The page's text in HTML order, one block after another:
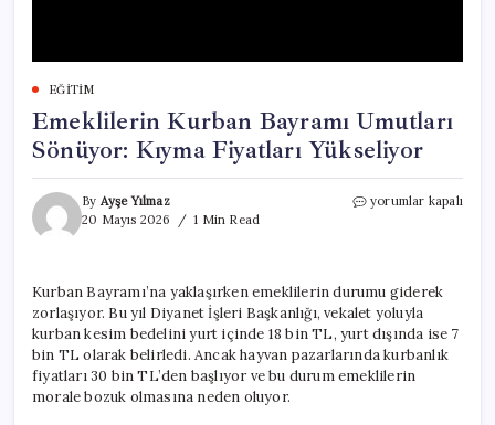
EĞITIM
Emeklilerin Kurban Bayramı Umutları
Sönüyor: Kıyma Fiyatları Yükseliyor
By Ayşe Yılmaz
20 Mayıs 2026
1 Min Read
Emeklilerin
Kıyma
Fiyatları
Yükseliyor
için
yorumlar kapalı
Kurban Bayramı’na yaklaşırken emeklilerin durumu giderek
zorlaşıyor. Bu yıl Diyanet İşleri Başkanlığı, vekalet yoluyla
kurban kesim bedelini yurt içinde 18 bin TL, yurt dışında ise 7
bin TL olarak belirledi. Ancak hayvan pazarlarında kurbanlık
fiyatları 30 bin TL’den başlıyor ve bu durum emeklilerin
morale bozuk olmasına neden oluyor.